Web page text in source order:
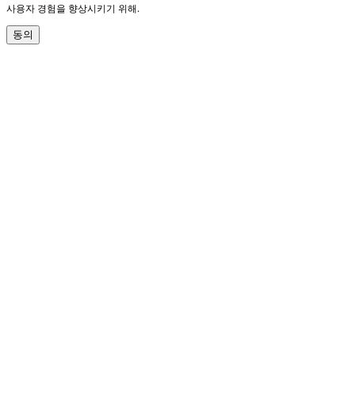
사용자 경험을 향상시키기 위해.
동의